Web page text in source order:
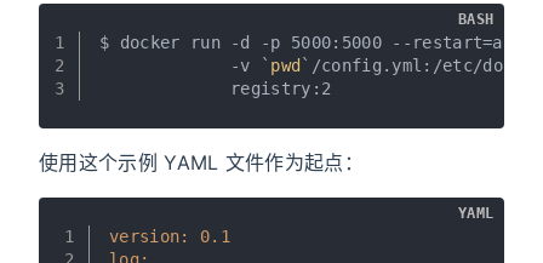
1
2
3
$ docker run -d -p 5000:5000 --
             -v `
pwd `/config.yml:/etc/
             registry:2
BASH
使用这个示例 YAML 文件作为起点：
1
2
version:
0.1
YAML